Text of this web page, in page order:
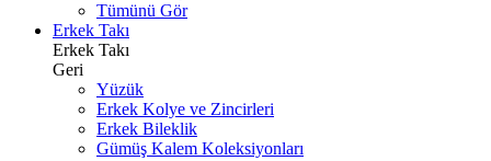
Tümünü Gör
Erkek Takı
Erkek Takı
Geri
Yüzük
Erkek Kolye ve Zincirleri
Erkek Bileklik
Gümüş Kalem Koleksiyonları